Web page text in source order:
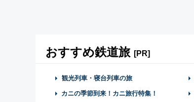
おすすめ鉄道旅 [PR]
観光列車・寝台列車の旅
カニの季節到来！カニ旅行特集！